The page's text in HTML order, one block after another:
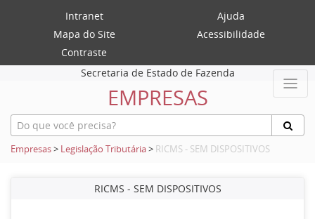
Intranet
Ajuda
Mapa do Site
Acessibilidade
Contraste
Secretaria de Estado de Fazenda
EMPRESAS
Empresas> Legislação Tributária> RICMS - SEM DISPOSITIVOS
RICMS - SEM DISPOSITIVOS